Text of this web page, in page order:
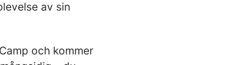
av sin
och kommer